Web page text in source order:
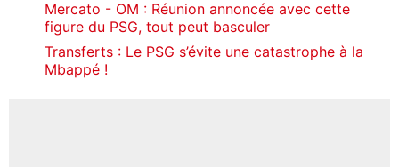
Mercato - OM : Réunion annoncée avec cette
figure du PSG, tout peut basculer
Transferts : Le PSG s’évite une catastrophe à la
Mbappé !